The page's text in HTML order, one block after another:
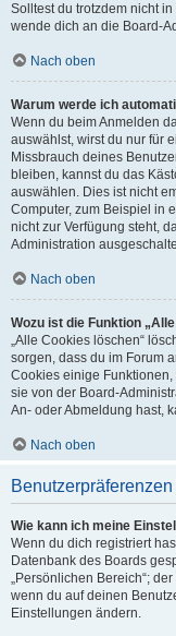
Solltest du trotzdem nicht
wende dich an die Board-
Nach oben
Warum werde ich
Wenn du beim Anmelden
auswählst, wirst du nur für
Missbrauch deines
bleiben, kannst du das
auswählen. Dies ist nicht
Computer, zum Beispiel in
nicht zur Verfügung steht,
Administration
Nach oben
Wozu ist die Funktion
„Alle Cookies löschen“
sorgen, dass du im Forum
Cookies einige Funktionen,
sie von der Board-
An- oder Abmeldung hast,
Nach oben
Wie kann ich meine
Wenn du dich registriert
Datenbank des Boards
„Persönlichen Bereich“;
wenn du auf deinen
Einstellungen ändern.